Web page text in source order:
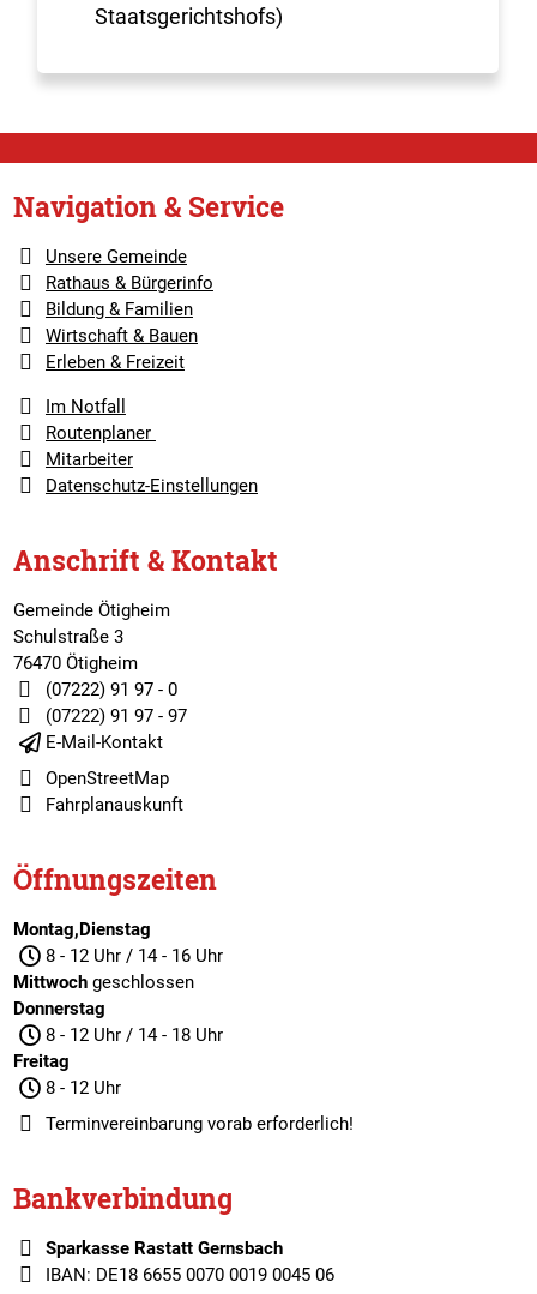
Staatsgerichtshofs)
Navigation & Service
Unsere Gemeinde
Rathaus & Bürgerinfo
Bildung & Familien
Wirtschaft & Bauen
Erleben & Freizeit
Im Notfall
Routenplaner
Mitarbeiter
Datenschutz-Einstellungen
Anschrift & Kontakt
Gemeinde Ötigheim
Schulstraße 3
76470 Ötigheim
(07222) 91 97 - 0
(07222) 91 97 - 97
E-Mail-Kontakt
OpenStreetMap
Fahrplanauskunft
Öffnungszeiten
Montag,Dienstag
8 - 12 Uhr / 14 - 16 Uhr
Mittwochgeschlossen
Donnerstag
8 - 12 Uhr / 14 - 18 Uhr
Freitag
8 - 12 Uhr
Terminvereinbarungvorab erforderlich!
Bankverbindung
Sparkasse Rastatt Gernsbach
IBAN: DE18 6655 0070 0019 0045 06